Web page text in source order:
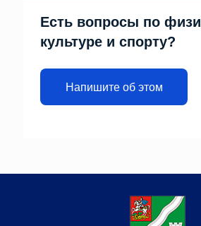
Есть вопросы по
культуре и спорту?
Напишите об этом